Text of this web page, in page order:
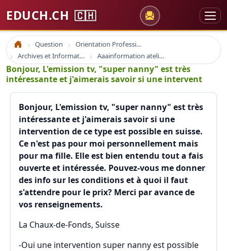
EDUCH.CH 🇨🇭
Accueil Question
Orientation Professionnelle
Archives et Informations Educh.ch
Aaainformation ateliers educh.ch
Bonjour, L'emission tv, "super nanny" est très
intéressante et j'aimerais savoir si une intervent
Bonjour, L'emission tv, "super nanny" est très
intéressante et j'aimerais savoir si une
intervention de ce type est possible en suisse.
Ce n'est pas pour moi personnellement mais
pour ma fille. Elle est bien entendu tout a fais
ouverte et intéressée. Pouvez-vous me donner
des info sur les conditions et à quoi il faut
s'attendre pour le prix? Merci par avance de
vos renseignements.
La Chaux-de-Fonds, Suisse
-Oui une intervention super nanny est possible